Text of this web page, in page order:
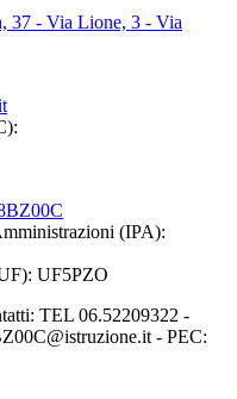
37 - Via Lione, 3 - Via
(IPA):
UF5PZO
TEL 06.52209322 -
- PEC: